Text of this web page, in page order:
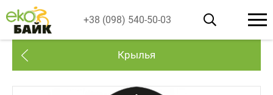
+38 (098) 540-50-03
Крылья